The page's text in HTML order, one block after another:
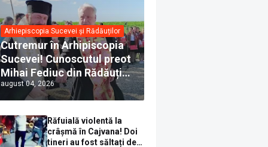
Arhiepiscopia Sucevei și Rădăuților
Cutremur în Arhipiscopia
Sucevei! Cunoscutul preot
Mihai Fediuc din Rădăuți a
trecut la Biserica Creștină
Ortodoxă Valahă. ÎPS
Calinic anunță că îi
pregătește judecata
canonică
august 04, 2026
Răfuială violentă la
crâșmă în Cajvana! Doi
tineri au fost săltați de